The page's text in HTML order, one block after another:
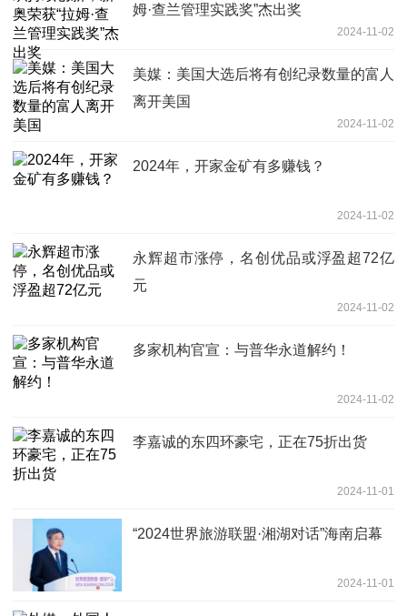
姆·查兰管理实践奖”杰出奖
2024-11-02
美媒：美国大选后将有创纪录数量的富人
离开美国
2024-11-02
2024年，开家金矿有多赚钱？
2024-11-02
永辉超市涨停，名创优品或浮盈超72亿
元
2024-11-02
多家机构官宣：与普华永道解约！
2024-11-02
李嘉诚的东四环豪宅，正在75折出货
2024-11-01
“2024世界旅游联盟·湘湖对话”海南启幕
2024-11-01